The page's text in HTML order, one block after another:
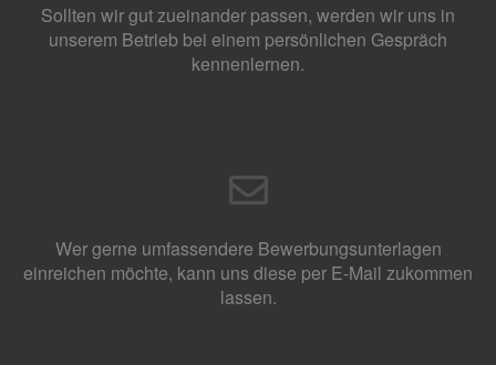
Sollten wir gut zueinander passen, werden wir uns in
unserem Betrieb bei einem persönlichen Gespräch
kennenlernen.
Wer gerne umfassendere Bewerbungsunterlagen
einreichen möchte, kann uns diese per E-Mail zukommen
lassen.